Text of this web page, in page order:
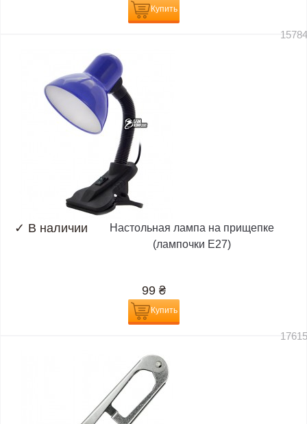
Купить
✓ В наличии
Настольная лампа на прищепке
(лампочки E27)
99 ₴
Купить